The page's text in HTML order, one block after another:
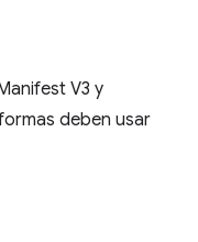
V3 y
deben usar